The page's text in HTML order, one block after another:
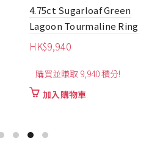
4.75ct Sugarloaf Green
Lagoon Tourmaline Ring
HK$9,940
購買並賺取 9,940 積分!
加入購物車